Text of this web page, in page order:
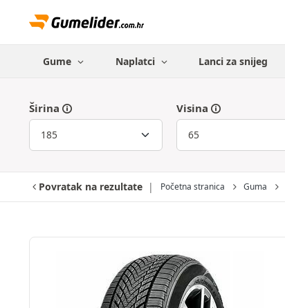
Gume Naplatci Lanci za snijeg
Širina Visina
Povratak na rezultate Početna stranica Guma